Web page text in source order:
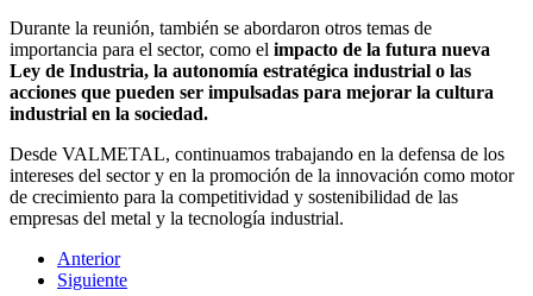
Durante la reunión, también se abordaron otros temas de
importancia para el sector, como el impacto de la futura nueva
Ley de Industria, la autonomía estratégica industrial o las
acciones que pueden ser impulsadas para mejorar la cultura
industrial en la sociedad.
Desde VALMETAL, continuamos trabajando en la defensa de los
intereses del sector y en la promoción de la innovación como motor
de crecimiento para la competitividad y sostenibilidad de las
empresas del metal y la tecnología industrial.
Anterior
Siguiente